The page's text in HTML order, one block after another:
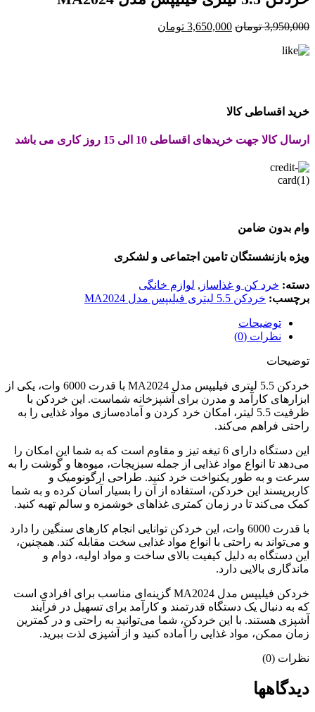
3,950,000 تومان قیمت
3,650,000 تومان
خرید اقساطی کالا
ارسال کالا جهت خریدهای اقساطی 10 الی 15 روز کاری می باشد
وام بدون ضامن
ویژه بازنشستگان تامین اجتماعی و لشکری
دسته: خرد کن و غذاساز , لوازم خانگی
برچسب: خردکن 5.5 لیتری فیلیپس مدل MA2024
توضیحات
نظرات (0)
توضیحات
خردکن 5.5 لیتری فیلیپس مدل MA2024 با قدرت 6000 وات، یکی از
ابزارهای کارآمد و مدرن برای آشپزخانه شماست. این خردکن با
ظرفیت 5.5 لیتر، امکان خرد کردن و آماده‌سازی مواد غذایی را به
راحتی فراهم می‌کند.
این دستگاه دارای 6 تیغه تیز و مقاوم است که به شما این امکان را
می‌دهد تا انواع مواد غذایی از جمله سبزیجات، میوه‌ها و گوشت را به
سرعت و به طور یکنواخت خرد کنید. طراحی ارگونومیک و
کاربرپسند این خردکن، استفاده از آن را بسیار آسان کرده و به شما
کمک می‌کند تا در زمان کمتری غذاهای خوشمزه و سالم تهیه کنید.
با قدرت 6000 وات، این خردکن توانایی انجام کارهای سنگین را دارد
و می‌تواند به راحتی با انواع مواد غذایی سخت مقابله کند. همچنین،
این دستگاه به دلیل کیفیت بالای ساخت و مواد اولیه، دوام و
ماندگاری بالایی دارد.
خردکن فیلیپس مدل MA2024 گزینه‌ای مناسب برای افرادی است
که به دنبال یک دستگاه قدرتمند و کارآمد برای تسهیل در فرآیند
آشپزی هستند. با این خردکن، شما می‌توانید به راحتی و در کمترین
زمان ممکن، مواد غذایی را آماده کنید و از آشپزی لذت ببرید.
نظرات (0)
دیدگاهها